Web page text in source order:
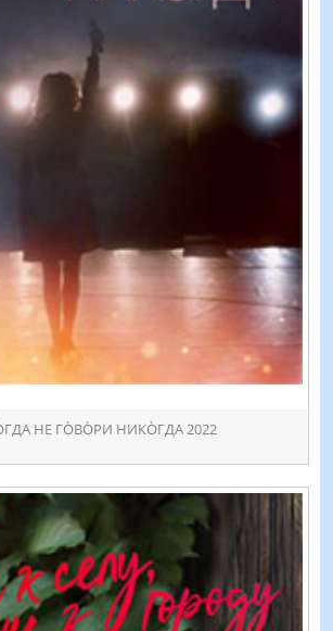
НЕ ГÒВÒРИ НИКÒГДА 2022